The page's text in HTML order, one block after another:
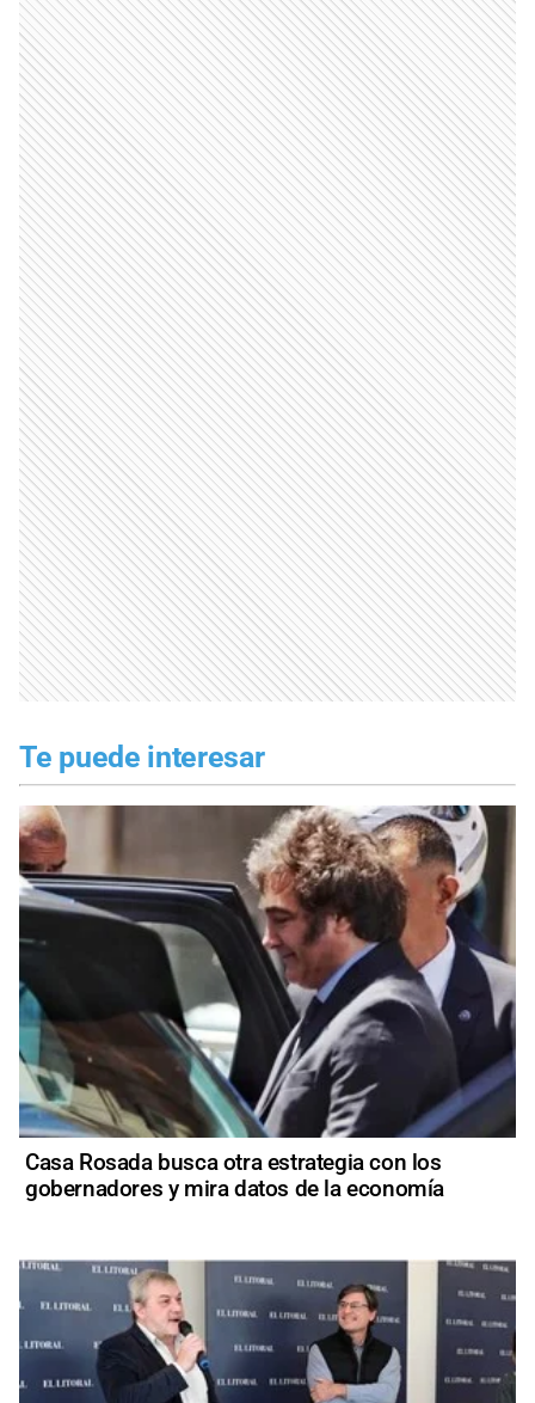
Te puede interesar
Casa Rosada busca otra estrategia con los
gobernadores y mira datos de la economía